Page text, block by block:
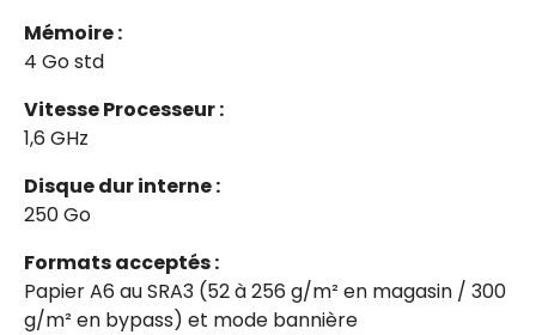
Mémoire :
4 Go std
Vitesse Processeur :
1,6 GHz
Disque dur interne :
250 Go
Formats acceptés :
Papier A6 au SRA3 (52 à 256 g/m² en magasin / 300
g/m² en bypass) et mode bannière